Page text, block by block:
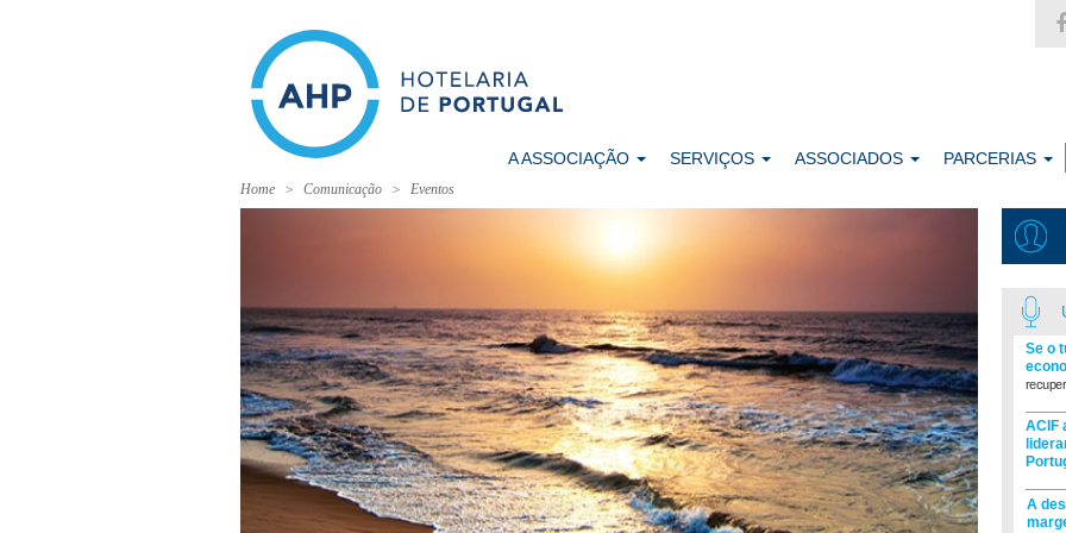
A ASSOCIAÇÃO SERVIÇOS ASSOCIADOS PARCERIAS
Home Comunicação Eventos
Se o
ACIF
A